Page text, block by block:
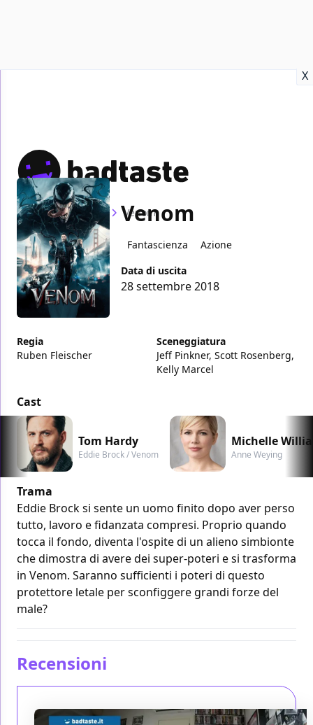
X
Home Film Venom
Venom
Fantascienza
Azione
Data di uscita
28 settembre 2018
Regia
Ruben Fleischer
Sceneggiatura
Jeff Pinkner, Scott Rosenberg,
Kelly Marcel
Cast
Tom Hardy
Eddie Brock / Venom
Michelle
Anne Weying
Trama
Eddie Brock si sente un uomo finito dopo aver perso
tutto, lavoro e fidanzata compresi. Proprio quando
tocca il fondo, diventa l'ospite di un alieno simbionte
che dimostra di avere dei super-poteri e si trasforma
in Venom. Saranno sufficienti i poteri di questo
protettore letale per sconfiggere grandi forze del
male?
Recensioni